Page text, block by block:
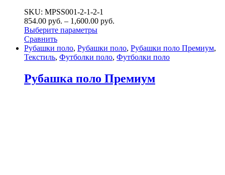
SKU: MPSS001-2-1-2-1
854.00 руб. – 1,600.00 руб.
Выберите параметры
Сравнить
Рубашки поло, Рубашки поло, Рубашки поло Премиум,
Текстиль, Футболки поло, Футболки поло
Рубашка поло Премиум